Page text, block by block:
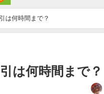
は何時間まで？
は何時間まで？